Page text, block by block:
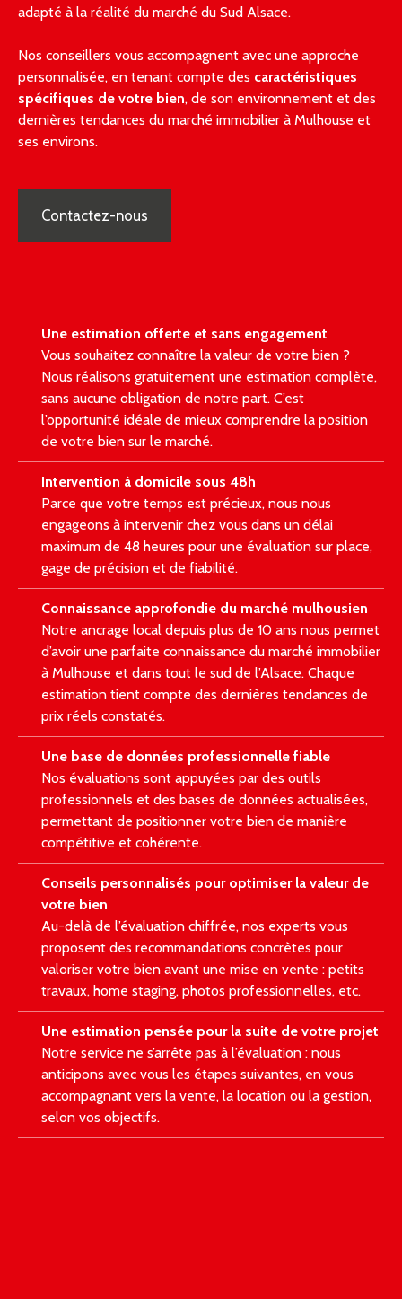
adapté à la réalité du marché du Sud Alsace.
Nos conseillers vous accompagnent avec une approche
personnalisée, en tenant compte des caractéristiques
spécifiques de votre bien, de son environnement et des
dernières tendances du marché immobilier à Mulhouse et
ses environs.
Contactez-nous
Une estimation offerte et sans engagement
Vous souhaitez connaître la valeur de votre bien ?
Nous réalisons gratuitement une estimation complète,
sans aucune obligation de notre part. C’est
l’opportunité idéale de mieux comprendre la position
de votre bien sur le marché.
Intervention à domicile sous 48h
Parce que votre temps est précieux, nous nous
engageons à intervenir chez vous dans un délai
maximum de 48 heures pour une évaluation sur place,
gage de précision et de fiabilité.
Connaissance approfondie du marché mulhousien
Notre ancrage local depuis plus de 10 ans nous permet
d’avoir une parfaite connaissance du marché immobilier
à Mulhouse et dans tout le sud de l’Alsace. Chaque
estimation tient compte des dernières tendances de
prix réels constatés.
Une base de données professionnelle fiable
Nos évaluations sont appuyées par des outils
professionnels et des bases de données actualisées,
permettant de positionner votre bien de manière
compétitive et cohérente.
Conseils personnalisés pour optimiser la valeur de
votre bien
Au-delà de l’évaluation chiffrée, nos experts vous
proposent des recommandations concrètes pour
valoriser votre bien avant une mise en vente : petits
travaux, home staging, photos professionnelles, etc.
Une estimation pensée pour la suite de votre projet
Notre service ne s’arrête pas à l’évaluation : nous
anticipons avec vous les étapes suivantes, en vous
accompagnant vers la vente, la location ou la gestion,
selon vos objectifs.